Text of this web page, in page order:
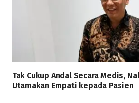
Tak Cukup Andal Secara Medis,
Utamakan Empati kepada Pasien